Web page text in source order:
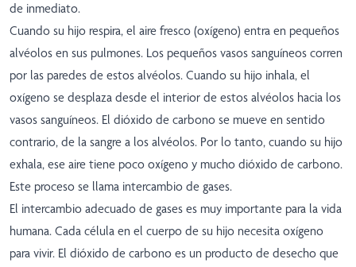
de inmediato.
Cuando su hijo respira, el aire fresco (oxígeno) entra en pequeños
alvéolos en sus pulmones. Los pequeños vasos sanguíneos corren
por las paredes de estos alvéolos. Cuando su hijo inhala, el
oxígeno se desplaza desde el interior de estos alvéolos hacia los
vasos sanguíneos. El dióxido de carbono se mueve en sentido
contrario, de la sangre a los alvéolos. Por lo tanto, cuando su hijo
exhala, ese aire tiene poco oxígeno y mucho dióxido de carbono.
Este proceso se llama intercambio de gases.
El intercambio adecuado de gases es muy importante para la vida
humana. Cada célula en el cuerpo de su hijo necesita oxígeno
para vivir. El dióxido de carbono es un producto de desecho que